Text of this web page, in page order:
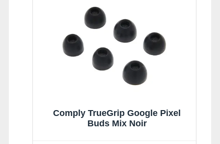
Comply TrueGrip Google Pixel
Buds Mix Noir